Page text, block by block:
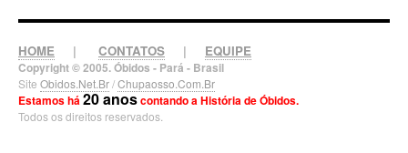
HOME | CONTATOS | EQUIPE
Copyright © 2005. Óbidos - Pará - Brasil
Site Obidos.Net.Br/Chupaosso.Com.Br
Estamos há20 anoscontando a História de Óbidos.
Todos os direitos reservados.